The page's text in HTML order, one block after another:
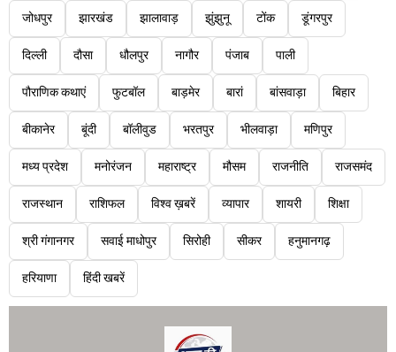
जोधपुर झारखंड झालावाड़ झुंझुनू टोंक डूंगरपुर
दिल्ली दौसा धौलपुर नागौर पंजाब पाली
पौराणिक कथाएं फुटबॉल बाड़मेर बारां बांसवाड़ा बिहार
बीकानेर बूंदी बॉलीवुड भरतपुर भीलवाड़ा मणिपुर
मध्य प्रदेश मनोरंजन महाराष्ट्र मौसम राजनीति राजसमंद
राजस्थान राशिफल विश्व ख़बरें व्यापार शायरी शिक्षा
श्री गंगानगर सवाई माधोपुर सिरोही सीकर हनुमानगढ़
हरियाणा हिंदी खबरें